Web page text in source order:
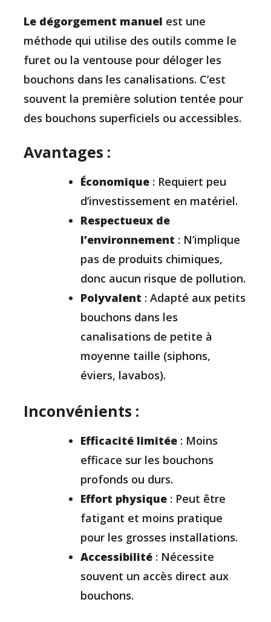
Le dégorgement manuel est une
méthode qui utilise des outils comme le
furet ou la ventouse pour déloger les
bouchons dans les canalisations. C’est
souvent la première solution tentée pour
des bouchons superficiels ou accessibles.
Avantages :
Économique : Requiert peu
d’investissement en matériel.
Respectueux de
l’environnement : N’implique
pas de produits chimiques,
donc aucun risque de pollution.
Polyvalent : Adapté aux petits
bouchons dans les
canalisations de petite à
moyenne taille (siphons,
éviers, lavabos).
Inconvénients :
Efficacité limitée : Moins
efficace sur les bouchons
profonds ou durs.
Effort physique : Peut être
fatigant et moins pratique
pour les grosses installations.
Accessibilité : Nécessite
souvent un accès direct aux
bouchons.